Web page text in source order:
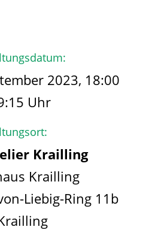
2023, 18:00
Uhr
Krailling
Krailling
Liebig-Ring 11b